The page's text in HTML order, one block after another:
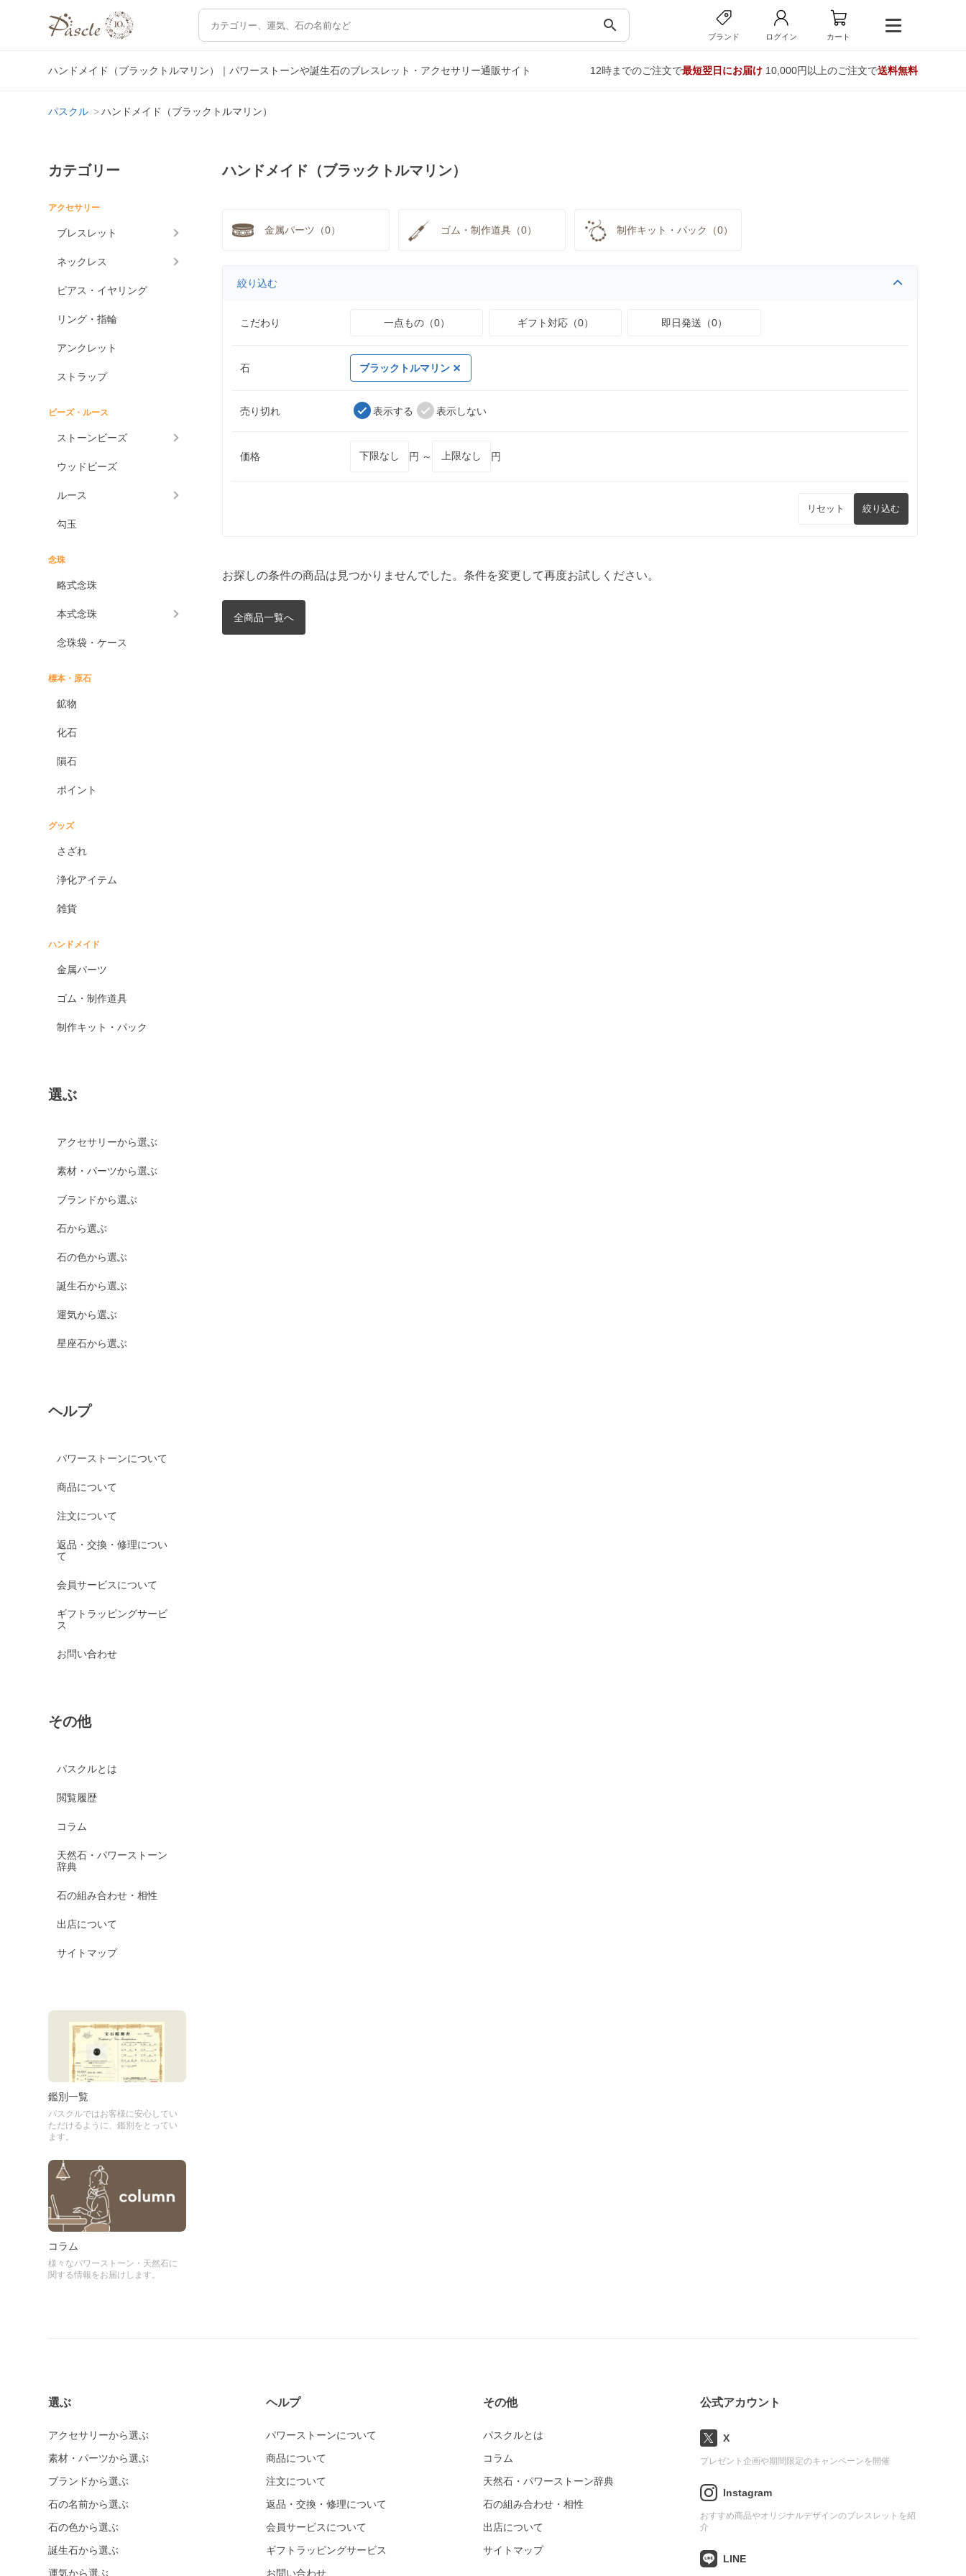
search
ブランド ログイン カート
ハンドメイド（ブラックトルマリン）｜パワーストーンや誕生石のブレスレット・アクセサリー通販サイト 12時までのご注文で最短翌日にお届け10,000円以上のご注文で送料無料
パスクル ハンドメイド（ブラックトルマリン）
カテゴリー
アクセサリー
ブレスレット
ネックレス
ピアス・イヤリング
リング・指輪
アンクレット
ストラップ
ビーズ・ルース
ストーンビーズ
ウッドビーズ
ルース
勾玉
念珠
略式念珠
本式念珠
念珠袋・ケース
標本・原石
鉱物
化石
隕石
ポイント
グッズ
さざれ
浄化アイテム
雑貨
ハンドメイド
金属パーツ
ゴム・制作道具
制作キット・パック
選ぶ
アクセサリーから選ぶ
素材・パーツから選ぶ
ブランドから選ぶ
石から選ぶ
石の色から選ぶ
誕生石から選ぶ
運気から選ぶ
星座石から選ぶ
ヘルプ
パワーストーンについて
商品について
注文について
返品・交換・修理につい
て
会員サービスについて
ギフトラッピングサービ
ス
お問い合わせ
その他
パスクルとは
閲覧履歴
コラム
天然石・パワーストーン
辞典
石の組み合わせ・相性
出店について
サイトマップ
鑑別一覧
パスクルではお客様に安心してい
ただけるように、鑑別をとってい
ます。
コラム
様々なパワーストーン・天然石に
関する情報をお届けします。
ハンドメイド（ブラックトルマリン）
金属パーツ（0） ゴム・制作道具（0） 制作キット・パック（0）
絞り込む
こだわり 一点もの（0） ギフト対応（0） 即日発送（0）
石 ブラックトルマリン
売り切れ 表示する 表示しない
価格 円 ～ 円
リセット 絞り込む
お探しの条件の商品は見つかりませんでした。条件を変更して再度お試しください。
全商品一覧へ
選ぶ
アクセサリーから選ぶ
素材・パーツから選ぶ
ブランドから選ぶ
石の名前から選ぶ
石の色から選ぶ
誕生石から選ぶ
運気から選ぶ
ヘルプ
パワーストーンについて
商品について
注文について
返品・交換・修理について
会員サービスについて
ギフトラッピングサービス
お問い合わせ
その他
パスクルとは
コラム
天然石・パワーストーン辞典
石の組み合わせ・相性
出店について
サイトマップ
公式アカウント
X
プレゼント企画や期間限定のキャンペーンを開催
Instagram
おすすめ商品やオリジナルデザインのブレスレットを紹
介
LINE